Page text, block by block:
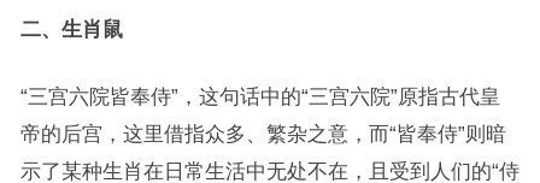
二、生肖鼠
“三宫六院皆奉侍”，这句话中的“三宫六院”原指古代皇
帝的后宫，这里借指众多、繁杂之意，而“皆奉侍”则暗
示了某种生肖在日常生活中无处不在，且受到人们的“侍